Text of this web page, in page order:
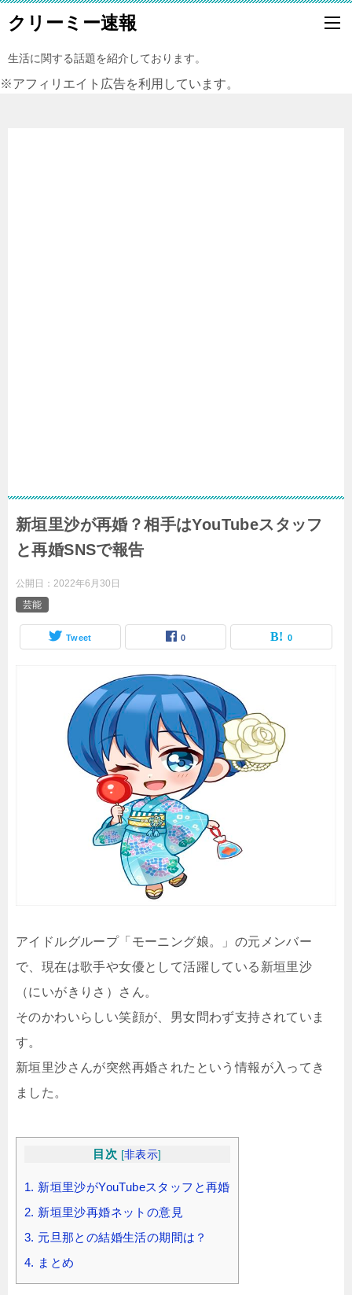
クリーミー速報
生活に関する話題を紹介しております。
※アフィリエイト広告を利用しています。
新垣里沙が再婚？相手はYouTubeスタッフ
と再婚SNSで報告
公開日： 2022年6月30日
芸能
Tweet 0 0
アイドルグループ「モーニング娘。」の元メンバー
で、現在は歌手や女優として活躍している新垣里沙
（にいがきりさ）さん。
そのかわいらしい笑顔が、男女問わず支持されていま
す。
新垣里沙さんが突然再婚されたという情報が入ってき
ました。
目次 [非表示]
1. 新垣里沙がYouTubeスタッフと再婚
2. 新垣里沙再婚ネットの意見
3. 元旦那との結婚生活の期間は？
4. まとめ